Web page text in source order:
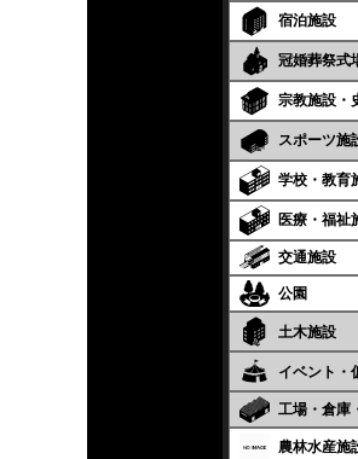
宿泊施設
冠婚葬祭式
宗教施設・
スポーツ施
学校・教育
医療・福祉
交通施設
公園
土木施設
イベント・
工場・倉庫
農林水産施